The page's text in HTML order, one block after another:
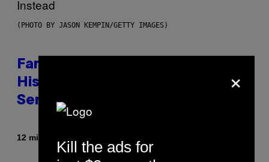
(PHOTO BY JASON KEMPIN/GETTY IMAGES)
Fans Are Claiming Usher Skipped
His New York Performance and
Sent in a Lookalike Instead
12 minutes ago
×
Kill the ads for